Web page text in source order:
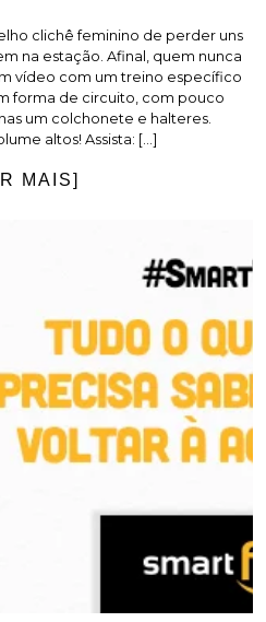
clichê feminino de perder uns
na estação. Afinal, quem nunca
vídeo com um treino específico
forma de circuito, com pouco
um colchonete e halteres.
altos! Assista: […]
MAIS]